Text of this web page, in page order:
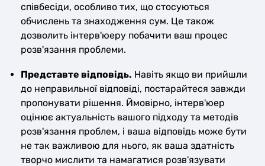
співбесіди, особливо тих, що стосуються
обчислень та знаходження сум. Це також
дозволить інтерв'юеру побачити ваш процес
розв'язання проблеми.
Представте відповідь. Навіть якщо ви прийшли
до неправильної відповіді, постарайтеся завжди
пропонувати рішення. Ймовірно, інтерв'юер
оцінює актуальність вашого підходу та методів
розв'язання проблем, і ваша відповідь може бути
не так важливою для нього, як ваша здатність
творчо мислити та намагатися розв'язувати